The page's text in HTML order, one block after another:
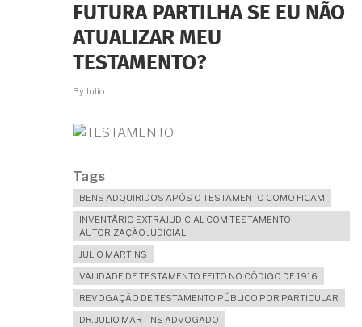
FUTURA PARTILHA SE EU NÃO
ATUALIZAR MEU
TESTAMENTO?
By Julio
Tags
BENS ADQUIRIDOS APÓS O TESTAMENTO COMO FICAM
INVENTÁRIO EXTRAJUDICIAL COM TESTAMENTO
AUTORIZAÇÃO JUDICIAL
JULIO MARTINS
VALIDADE DE TESTAMENTO FEITO NO CÓDIGO DE 1916
REVOGAÇÃO DE TESTAMENTO PÚBLICO POR PARTICULAR
DR. JULIO MARTINS ADVOGADO